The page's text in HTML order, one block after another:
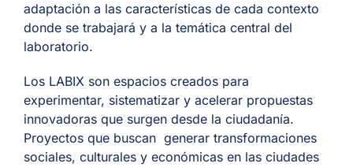
adaptación a las características de cada contexto
donde se trabajará y a la temática central del
laboratorio.
Los LABIX son espacios creados para
experimentar, sistematizar y acelerar propuestas
innovadoras que surgen desde la ciudadanía.
Proyectos que buscan generar transformaciones
sociales, culturales y económicas en las ciudades